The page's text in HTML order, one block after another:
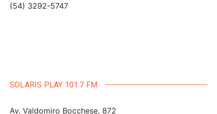
(54) 3292-5747
SOLARIS PLAY 101.7 FM
Av. Valdomiro Bocchese, 872